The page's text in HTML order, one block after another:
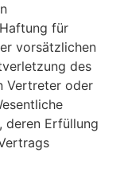
für
vorsätzlichen
des
Vertreter oder
deren Erfüllung